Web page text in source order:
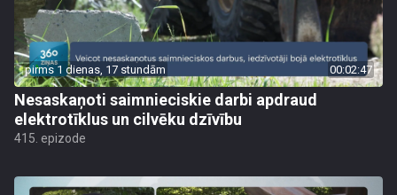
pirms 1 dienas, 17 stundām 00:02:47
Nesaskaņoti saimnieciskie darbi apdraud
elektrotīklus un cilvēku dzīvību
415. epizode